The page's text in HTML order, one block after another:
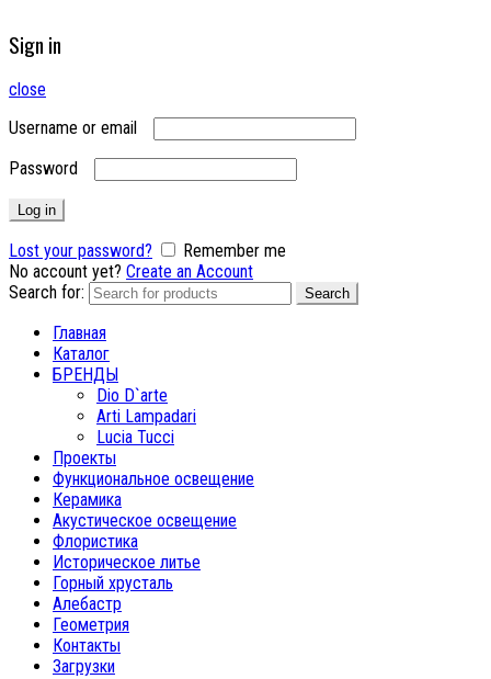
Sign in
close
Username or email
Password
Log in
Lost your password?
Remember me
No account yet? Create an Account
Search for:
Search
Главная
Каталог
БРЕНДЫ
Dio D`arte
Arti Lampadari
Lucia Tucci
Проекты
Функциональное освещение
Керамика
Акустическое освещение
Флористика
Историческое литье
Горный хрусталь
Алебастр
Геометрия
Контакты
Загрузки